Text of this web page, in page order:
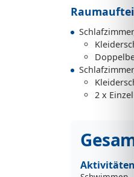
2 x
Aktivitäten